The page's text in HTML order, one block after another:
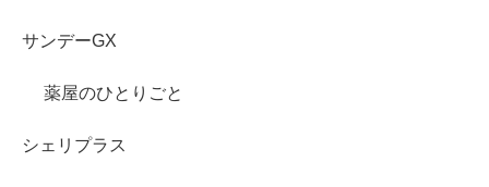
サンデーGX
薬屋のひとりごと
シェリプラス